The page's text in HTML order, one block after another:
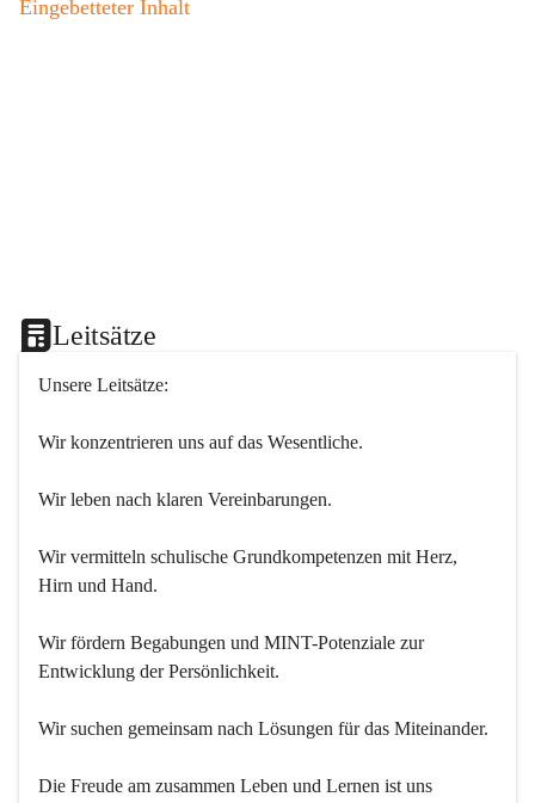
o
Eingebetteter Inhalt
Leitsätze
Unsere Leitsätze:
Wir konzentrieren uns auf das Wesentliche.
Wir leben nach klaren Vereinbarungen.
Wir vermitteln schulische Grundkompetenzen mit Herz,
Hirn und Hand.
Wir fördern Begabungen und MINT-Potenziale zur
Entwicklung der Persönlichkeit.
Wir suchen gemeinsam nach Lösungen für das Miteinander.
Die Freude am zusammen Leben und Lernen ist uns